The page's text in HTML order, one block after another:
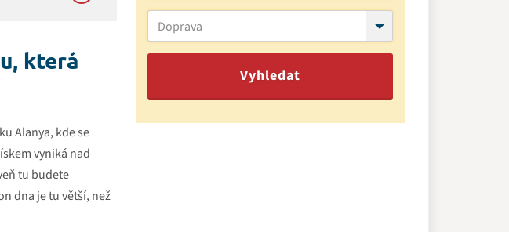
která
Alanya, kde se
vyniká nad
tu budete
dna je tu větší, než
Doprava
Vyhledat